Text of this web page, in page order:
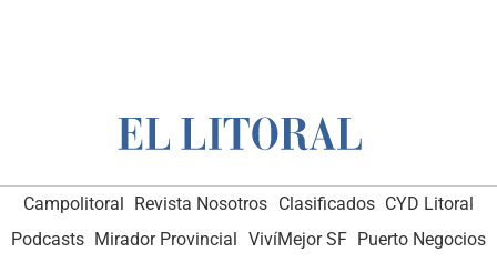
Campolitoral Revista Nosotros Clasificados CYD Litoral
Podcasts Mirador Provincial VivíMejor SF Puerto Negocios